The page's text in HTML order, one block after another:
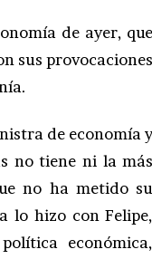
de ayer, que
sus provocaciones
de economía
no tiene ni la más
no ha metido su
lo hizo con Felipe,
económica,